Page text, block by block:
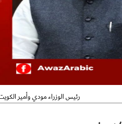
رئيس الوزراء مودي وأمير